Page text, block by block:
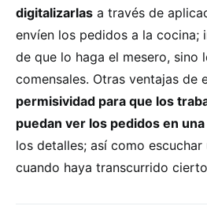
digitalizarlas a través de
envíen los pedidos a la cocina;
de que lo haga el mesero, sino
comensales. Otras ventajas de
permisividad para que los
puedan ver los pedidos en
los detalles; así como
cuando haya transcurrido